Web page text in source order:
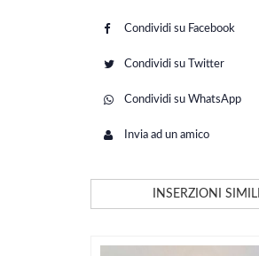
Condividi su Facebook
Condividi su Twitter
Condividi su WhatsApp
Invia ad un amico
INSERZIONI SIMILI